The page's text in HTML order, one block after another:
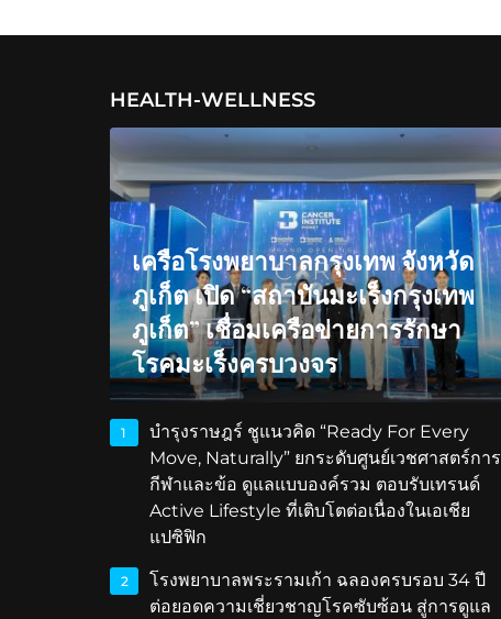
HEALTH-WELLNESS
เครือโรงพยาบาลกรุงเทพ จังหวัด
ภูเก็ต เปิด “สถาบันมะเร็งกรุงเทพ
ภูเก็ต” เชื่อมเครือข่ายการรักษา
โรคมะเร็งครบวงจร
1
บำรุงราษฎร์ ชูแนวคิด “Ready For Every
Move, Naturally” ยกระดับศูนย์เวชศาสตร์การ
กีฬาและข้อ ดูแลแบบองค์รวม ตอบรับเทรนด์
Active Lifestyle ที่เติบโตต่อเนื่องในเอเชีย
แปซิฟิก
2
โรงพยาบาลพระรามเก้า ฉลองครบรอบ 34 ปี
ต่อยอดความเชี่ยวชาญโรคซับซ้อน สู่การดูแล